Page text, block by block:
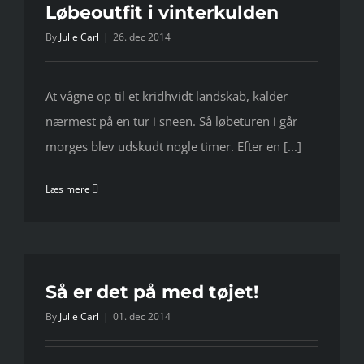
Løbeoutfit i vinterkulden
By Julie Carl | 26. dec 2014
At vågne op til et kridhvidt landskab, kalder
nærmest på en tur i sneen. Så løbeturen i går
morges blev udskudt nogle timer. Efter en [...]
Læs mere
Så er det på med tøjet!
By Julie Carl | 01. dec 2014